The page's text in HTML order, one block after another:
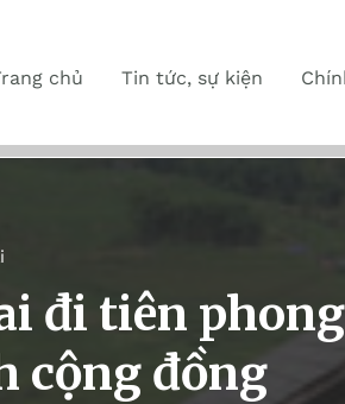
chủ Tin tức, sự kiện
đi tiên
cộng đồng